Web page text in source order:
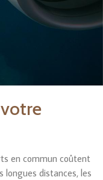
en commun coûtent
longues distances, les